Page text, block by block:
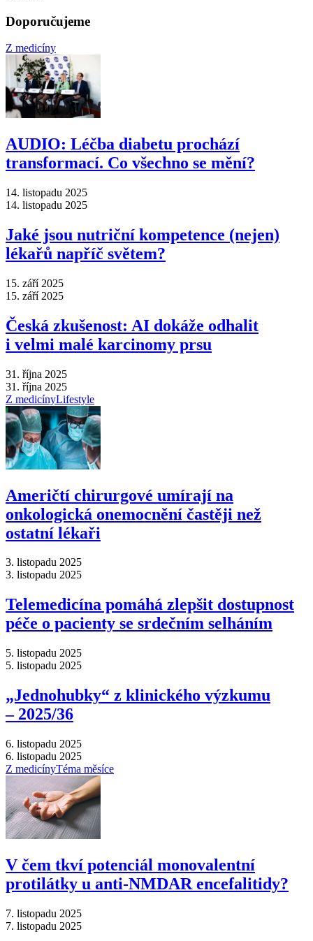
Doporučujeme
Z medicíny
AUDIO: Léčba diabetu prochází
transformací. Co všechno se mění?
14. listopadu 2025
14. listopadu 2025
Jaké jsou nutriční kompetence (nejen)
lékařů napříč světem?
15. září 2025
15. září 2025
Česká zkušenost: AI dokáže odhalit
i velmi malé karcinomy prsu
31. října 2025
31. října 2025
Z medicínyLifestyle
Američtí chirurgové umírají na
onkologická onemocnění častěji než
ostatní lékaři
3. listopadu 2025
3. listopadu 2025
Telemedicína pomáhá zlepšit dostupnost
péče o pacienty se srdečním selháním
5. listopadu 2025
5. listopadu 2025
„Jednohubky“ z klinického výzkumu
–⁠ 2025/36
6. listopadu 2025
6. listopadu 2025
Z medicínyTéma měsíce
V čem tkví potenciál monovalentní
protilátky u anti-NMDAR encefalitidy?
7. listopadu 2025
7. listopadu 2025